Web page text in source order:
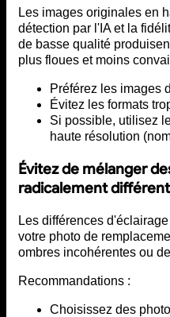
Les images originales en
détection par l'IA et la
de basse qualité
plus floues et moins
Préférez les images
Évitez les formats
Si possible, utilisez
haute résolution
Évitez de mélanger
radicalement
Les différences
votre photo de
ombres incohérentes ou
Recommandations :
Choisissez des